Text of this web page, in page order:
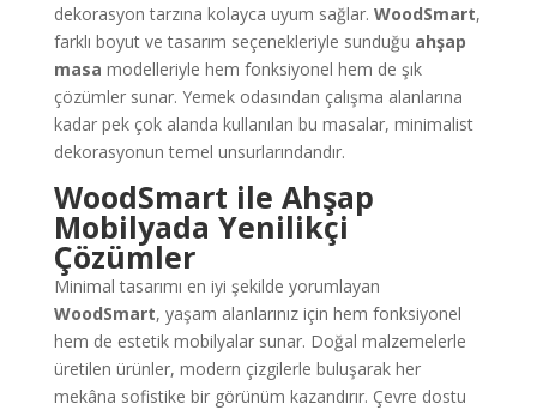
dekorasyon tarzına kolayca uyum sağlar. WoodSmart,
farklı boyut ve tasarım seçenekleriyle sunduğu ahşap
masa modelleriyle hem fonksiyonel hem de şık
çözümler sunar. Yemek odasından çalışma alanlarına
kadar pek çok alanda kullanılan bu masalar, minimalist
dekorasyonun temel unsurlarındandır.
WoodSmart ile Ahşap
Mobilyada Yenilikçi
Çözümler
Minimal tasarımı en iyi şekilde yorumlayan
WoodSmart, yaşam alanlarınız için hem fonksiyonel
hem de estetik mobilyalar sunar. Doğal malzemelerle
üretilen ürünler, modern çizgilerle buluşarak her
mekâna sofistike bir görünüm kazandırır. Çevre dostu